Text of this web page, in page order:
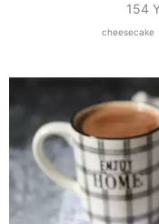
154
cheesecake